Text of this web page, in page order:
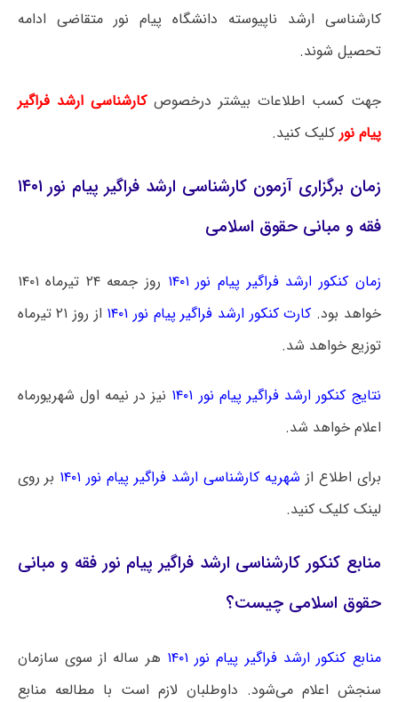
کارشناسی ارشد ناپیوسته دانشگاه پیام نور متقاضی ادامه
تحصیل شوند.
جهت کسب اطلاعات بیشتر درخصوص کارشناسی ارشد فراگیر
پیام نورکلیک کنید.
زمان برگزاری آزمون کارشناسی ارشد فراگیر پیام نور ۱۴۰۱
فقه و مبانی حقوق اسلامی
زمان کنکور ارشد فراگیر پیام نور ۱۴۰۱
روز جمعه ۲۴ تیرماه ۱۴۰۱
خواهد بود. کارت کنکور ارشد فراگیر پیام نور ۱۴۰۱
از روز ۲۱ تیرماه
توزیع خواهد شد.
نتایج کنکور ارشد فراگیر پیام نور ۱۴۰۱
نیز در نیمه اول شهریورماه
اعلام خواهد شد.
برای اطلاع از شهریه کارشناسی ارشد فراگیر پیام نور ۱۴۰۱
بر روی
لینک کلیک کنید.
منابع کنکور کارشناسی ارشد فراگیر پیام نور فقه و مبانی
حقوق اسلامی چیست؟
منابع کنکور ارشد فراگیر پیام نور ۱۴۰۱
هر ساله از سوی سازمان
سنجش اعلام می‌شود. داوطلبان لازم است با مطالعه منابع